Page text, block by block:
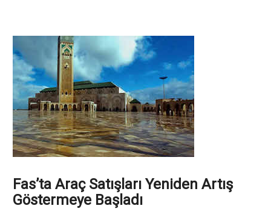
Fas’ta Araç Satışları Yeniden Artış
Göstermeye Başladı